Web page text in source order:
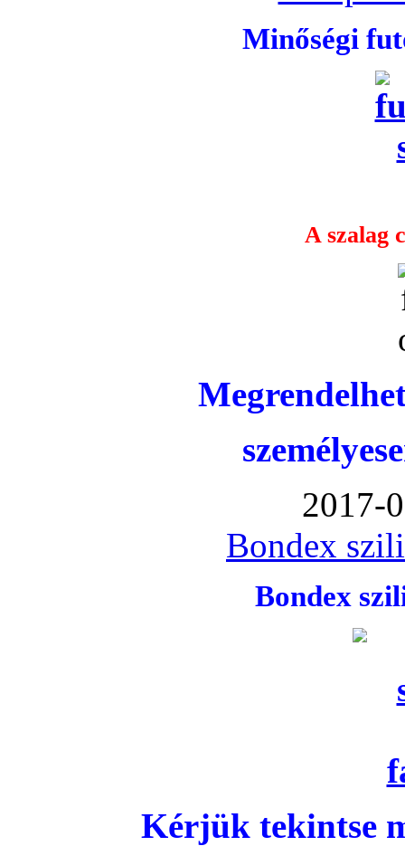
Minőségi
A szalag
2017-
Bondex
Bondex
Kérjük tekintse